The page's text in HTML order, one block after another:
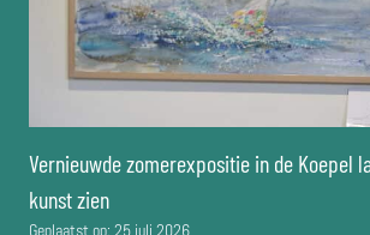
Vernieuwde zomerexpositie in de Koepel
kunst zien
Geplaatst op: 25 juli 2026